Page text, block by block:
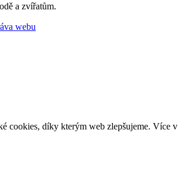
a zvířatům.
webu
cookies, díky kterým web zlepšujeme. Více v